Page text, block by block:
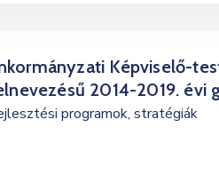
Képviselő-
2014-2019. évi
programok, stratégiák